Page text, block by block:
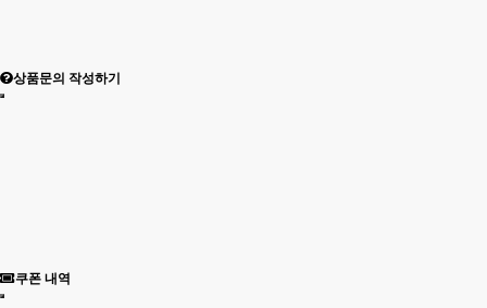
여야 하며, 수정하지 아니하여 발생하는 문제의 책임은 회원에
있는 경우, 범죄에 대한 수사상의 목적이 있거나 또는 기타 관계
상품문의 작성하기
쿠폰 내역